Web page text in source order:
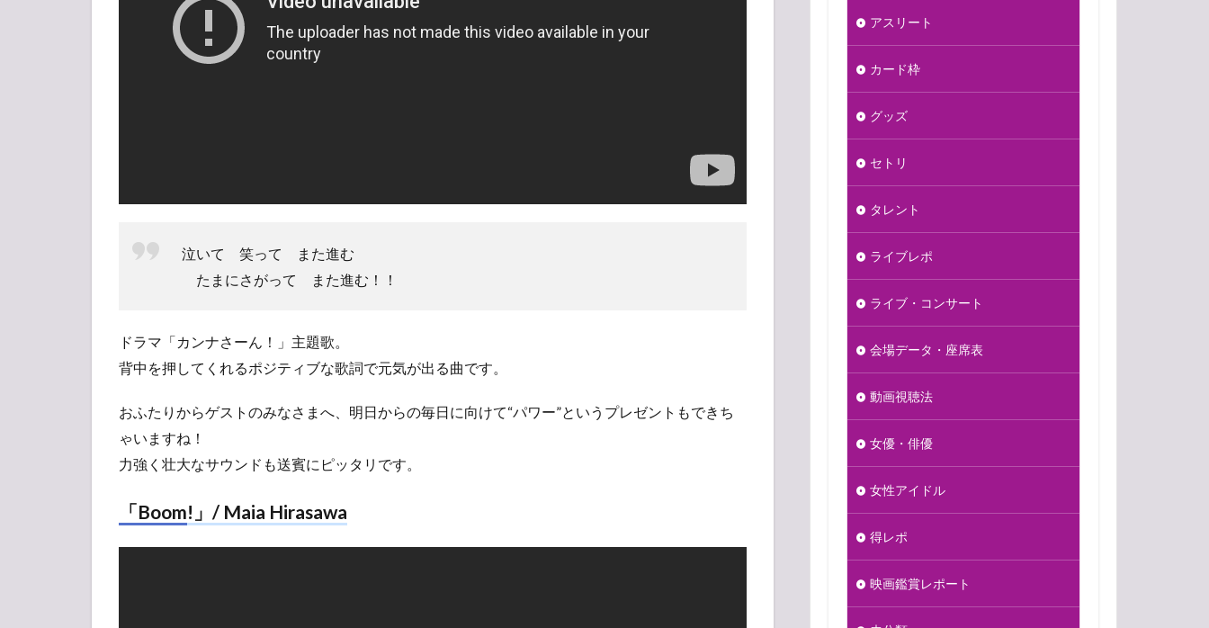
泣いて 笑って また進む
たまにさがって また進む！！
ドラマ「カンナさーん！」主題歌。
背中を押してくれるポジティブな歌詞で元気が出る曲です。
おふたりからゲストのみなさまへ、明日からの毎日に向けて“パワー”というプレゼントもできち
ゃいますね！
力強く壮大なサウンドも送賓にピッタリです。
「Boom!」/ Maia Hirasawa
アスリート
カード枠
グッズ
セトリ
タレント
ライブレポ
ライブ・コンサート
会場データ・座席表
動画視聴法
女優・俳優
女性アイドル
得レポ
映画鑑賞レポート